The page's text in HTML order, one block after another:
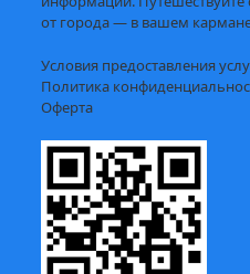
от города — в вашем
Условия предоставления
Политика
Оферта